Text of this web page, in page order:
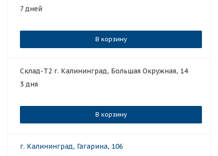
7 дней
В корзину
3 дня
В корзину
Склад-Т2 г. Калининград, Большая Окружная, 14
г. Калининград, Гагарина, 106